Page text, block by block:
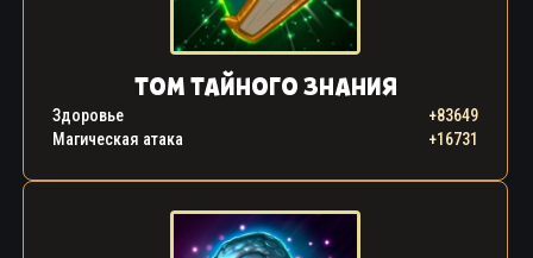
ТОМ ТАЙНОГО ЗНАНИЯ
Здоровье
+83649
Магическая атака
+16731